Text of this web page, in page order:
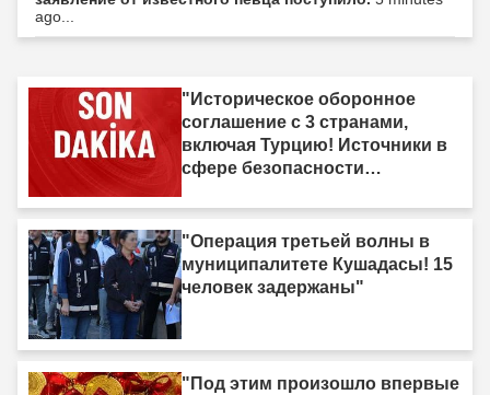
ago...
"Историческое оборонное
соглашение с 3 странами,
включая Турцию! Источники в
сфере безопасности
"Операция третьей волны в
муниципалитете Кушадасы! 15
человек задержаны"
"Под этим произошло впервые